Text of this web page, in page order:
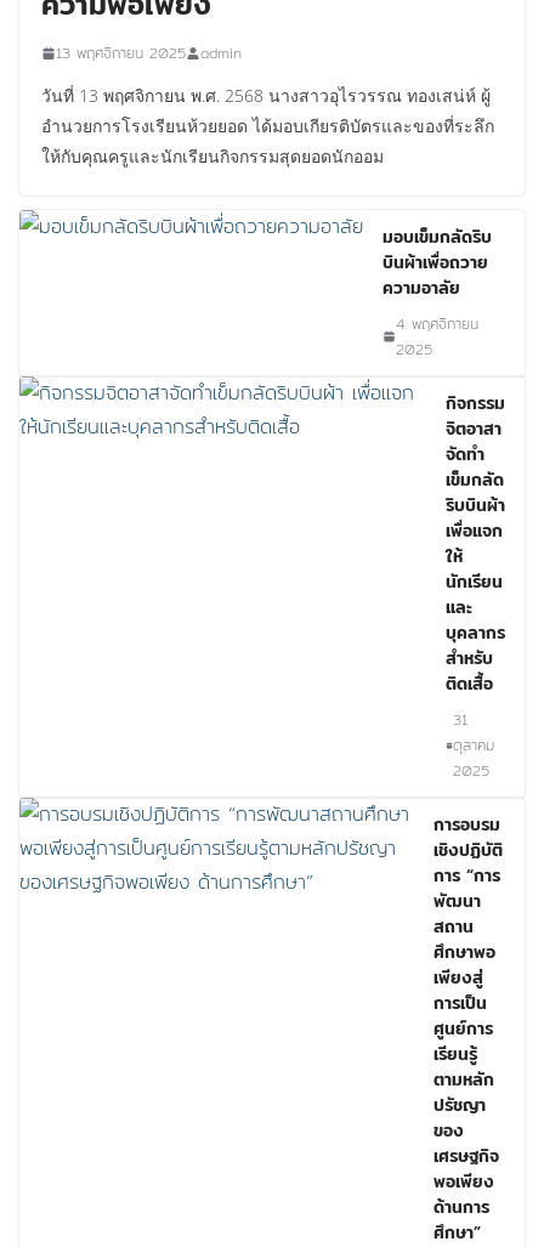
13 พฤศจิกายน 2025
admin
วันที่ 13 พฤศจิกายน พ.ศ. 2568 นางสาวอุไรวรรณ ทองเสน่ห์ ผู้
อำนวยการโรงเรียนห้วยยอด ได้มอบเกียรติบัตรและของที่ระลึก
ให้กับคุณครูและนักเรียนกิจกรรมสุดยอดนักออม
มอบเข็มกลัดริบ
บินผ้าเพื่อถวาย
ความอาลัย
4 พฤศจิกายน
2025
กิจกรรม
จิตอาสา
จัดทำ
เข็มกลัด
ริบบินผ้า
เพื่อแจก
ให้
นักเรียน
และ
บุคลากร
สำหรับ
ติดเสื้อ
31
ตุลาคม
2025
การอบรม
เชิงปฏิบัติ
การ “การ
พัฒนา
สถาน
ศึกษาพอ
เพียงสู่
การเป็น
ศูนย์การ
เรียนรู้
ตามหลัก
ปรัชญา
ของ
เศรษฐกิจ
พอเพียง
ด้านการ
ศึกษา”